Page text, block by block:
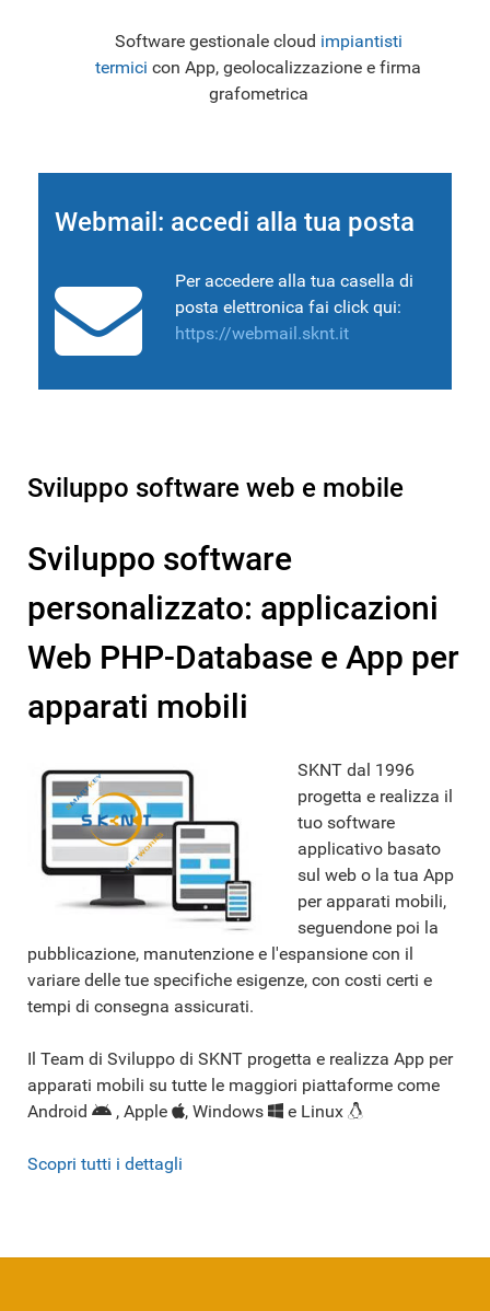
Software gestionale cloud impiantisti
termici con App, geolocalizzazione e firma
grafometrica
Webmail: accedi alla tua posta
Per accedere alla tua casella di
posta elettronica fai click qui:
https://webmail.sknt.it
Sviluppo software web e mobile
Sviluppo software
personalizzato: applicazioni
Web PHP-Database e App per
apparati mobili
SKNT dal 1996
progetta e realizza il
tuo software
applicativo basato
sul web o la tua App
per apparati mobili,
seguendone poi la
pubblicazione, manutenzione e l'espansione con il
variare delle tue specifiche esigenze, con costi certi e
tempi di consegna assicurati.
Il Team di Sviluppo di SKNT progetta e realizza App per
apparati mobili su tutte le maggiori piattaforme come
Android
, Apple , Windows e Linux
Scopri tutti i dettagli